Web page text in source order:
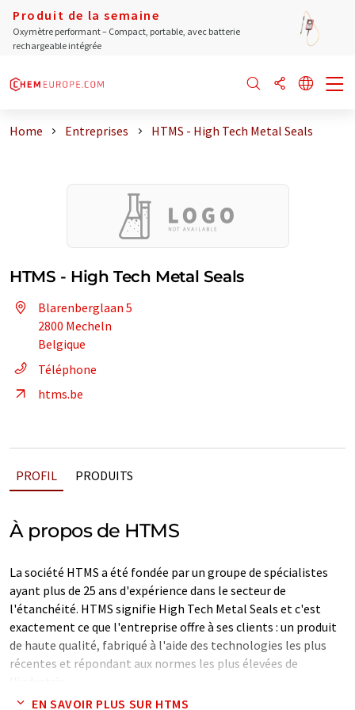
Produit de la semaine
Oxymètre performant – Compact, portable, avec batterie
rechargeable intégrée
Home Entreprises HTMS - High Tech Metal Seals
HTMS - High Tech Metal Seals
Blarenberglaan 5
2800 Mecheln
Belgique
Téléphone
htms.be
PROFIL PRODUITS
À propos de HTMS
La société HTMS a été fondée par un groupe de spécialistes
ayant plus de 25 ans d'expérience dans le secteur de
l'étanchéité. HTMS signifie High Tech Metal Seals et c'est
exactement ce que l'entreprise offre à ses clients : un produit
de haute qualité, fabriqué à l'aide des technologies les plus
récentes et répondant aux normes les plus élevées de
EN SAVOIR PLUS SUR HTMS